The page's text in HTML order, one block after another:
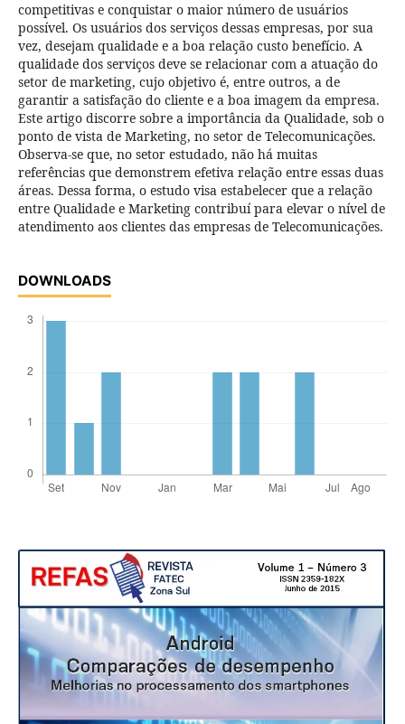
competitivas e conquistar o maior número de usuários
possível. Os usuários dos serviços dessas empresas, por sua
vez, desejam qualidade e a boa relação custo benefício. A
qualidade dos serviços deve se relacionar com a atuação do
setor de marketing, cujo objetivo é, entre outros, a de
garantir a satisfação do cliente e a boa imagem da empresa.
Este artigo discorre sobre a importância da Qualidade, sob o
ponto de vista de Marketing, no setor de Telecomunicações.
Observa-se que, no setor estudado, não há muitas
referências que demonstrem efetiva relação entre essas duas
áreas. Dessa forma, o estudo visa estabelecer que a relação
entre Qualidade e Marketing contribuí para elevar o nível de
atendimento aos clientes das empresas de Telecomunicações.
DOWNLOADS